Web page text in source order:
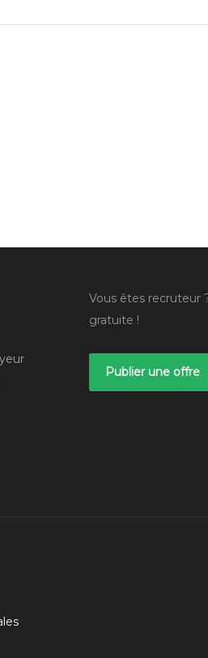
Vous êtes recruteur
gratuite !
Publier une offre